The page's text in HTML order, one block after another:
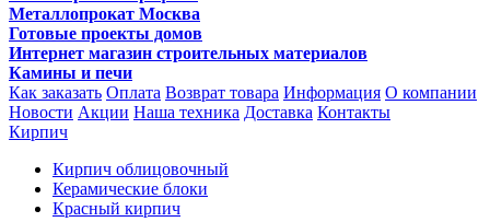
Металлопрокат Москва
Готовые проекты домов
Интернет магазин строительных материалов
Камины и печи
Как заказать Оплата Возврат товара Информация О компании
Новости Акции Наша техника Доставка Контакты
Кирпич
Кирпич облицовочный
Керамические блоки
Красный кирпич